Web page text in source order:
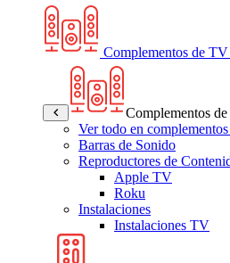
Complementos de TV
Complementos
Ver todo en
Barras de Sonido
Reproductores de
Apple TV
Roku
Instalaciones
Instalaciones TV